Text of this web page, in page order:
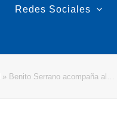
Redes Sociales
» Benito Serrano acompaña al…